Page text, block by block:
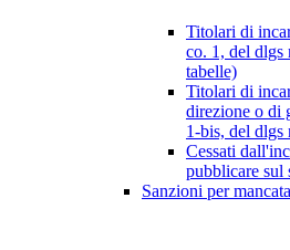
Titolari di
co. 1, del dlgs
tabelle)
Titolari di
direzione o di
1-bis, del dlgs
Cessati
pubblicare sul
Sanzioni per